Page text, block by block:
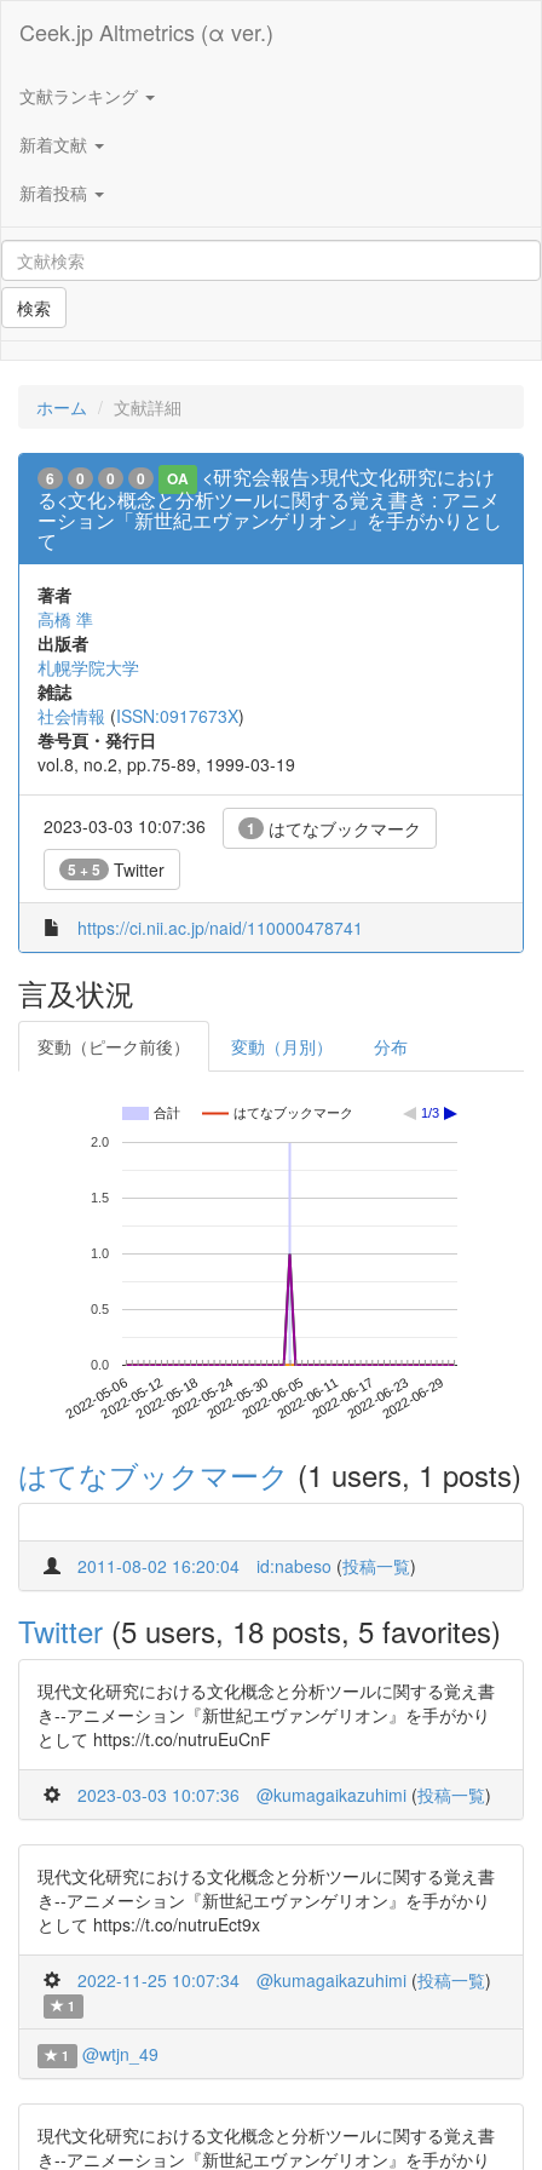
Ceek.jp Altmetrics (α ver.)
文献ランキング
新着文献
新着投稿
検索
ホーム 文献詳細
6 0 0 0 OA
<研究会報告>現代文化研究におけ
る<文化>概念と分析ツールに関する覚え書き : アニメ
ーション「新世紀エヴァンゲリオン」を手がかりとし
て
著者
高橋 準
出版者
札幌学院大学
雑誌
社会情報 (ISSN:0917673X)
巻号頁・発行日
vol.8, no.2, pp.75-89, 1999-03-19
2023-03-03 10:07:36 1 はてなブックマーク
5 + 5 Twitter
https://ci.nii.ac.jp/naid/110000478741
言及状況
変動（ピーク前後） 変動（月別） 分布
合計 はてなブックマーク 1/3
2022-05-062022-05-122022-05-182022-05-242022-05-302022-06-052022-06-112022-06-172022-06-232022-06-29
0.0
0.5
1.0
1.5
2.0
はてなブックマーク (1 users, 1 posts)
2011-08-02 16:20:04 id:nabeso (投稿一覧)
Twitter (5 users, 18 posts, 5 favorites)
現代文化研究における文化概念と分析ツールに関する覚え書
き--アニメーション『新世紀エヴァンゲリオン』を手がかり
として https://t.co/nutruEuCnF
2023-03-03 10:07:36 @kumagaikazuhimi (投稿一覧)
現代文化研究における文化概念と分析ツールに関する覚え書
き--アニメーション『新世紀エヴァンゲリオン』を手がかり
として https://t.co/nutruEct9x
2022-11-25 10:07:34 @kumagaikazuhimi (投稿一覧)
1
1 @wtjn_49
現代文化研究における文化概念と分析ツールに関する覚え書
き--アニメーション『新世紀エヴァンゲリオン』を手がかり